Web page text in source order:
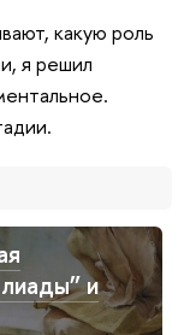
какую роль
я решил
и